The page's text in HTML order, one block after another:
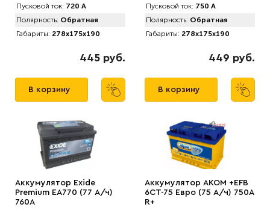
Пусковой ток: 720 А
Полярность: Обратная
Габариты: 278x175x190
445 руб.
В корзину
Пусковой ток: 750 А
Полярность: Обратная
Габариты: 278x175x190
449 руб.
В корзину
Аккумулятор Exide
Premium EA770 (77 А/ч)
760A
Аккумулятор AКОМ +EFB
6CT-75 Евро (75 А/ч) 750А
R+